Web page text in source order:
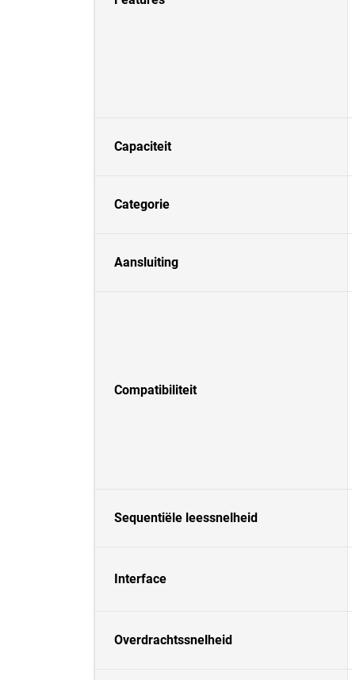
Capaciteit
Categorie
Aansluiting
Compatibiliteit
Sequentiële leessnelheid
Interface
Overdrachtssnelheid